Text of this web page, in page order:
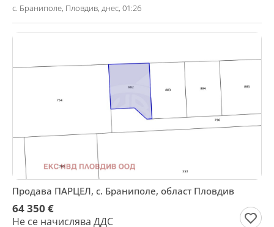
с. Браниполе, Пловдив, днес, 01:26
Продава ПАРЦЕЛ, с. Браниполе, област Пловдив
64 350 €
Не се начислява ДДС